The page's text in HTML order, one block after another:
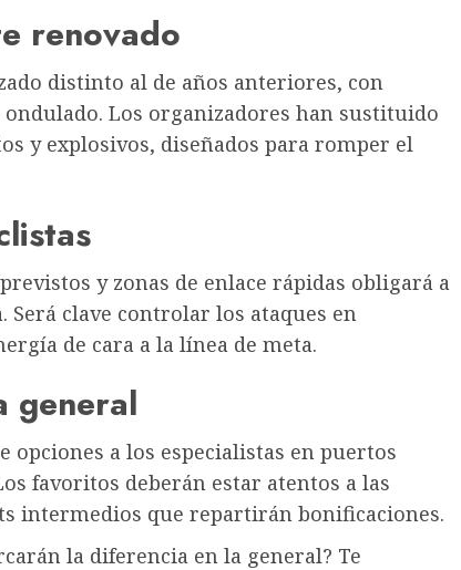
renovado
distinto al de años anteriores, con
Los organizadores han sustituido
y explosivos, diseñados para romper el
y zonas de enlace rápidas obligará a
clave controlar los ataques en
de cara a la línea de meta.
general
opciones a los especialistas en puertos
favoritos deberán estar atentos a las
intermedios que repartirán bonificaciones.
la diferencia en la general? Te